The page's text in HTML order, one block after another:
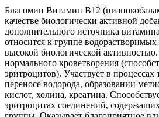
Благомин Витамин В12
качестве биологически активной
дополнительного источника
относится к группе
высокой биологической
нормального кроветворения
эритроцитов). Участвует в процессах
переносе водорода, образовании
кислот, холина, креатина.
эритроцитах соединений,